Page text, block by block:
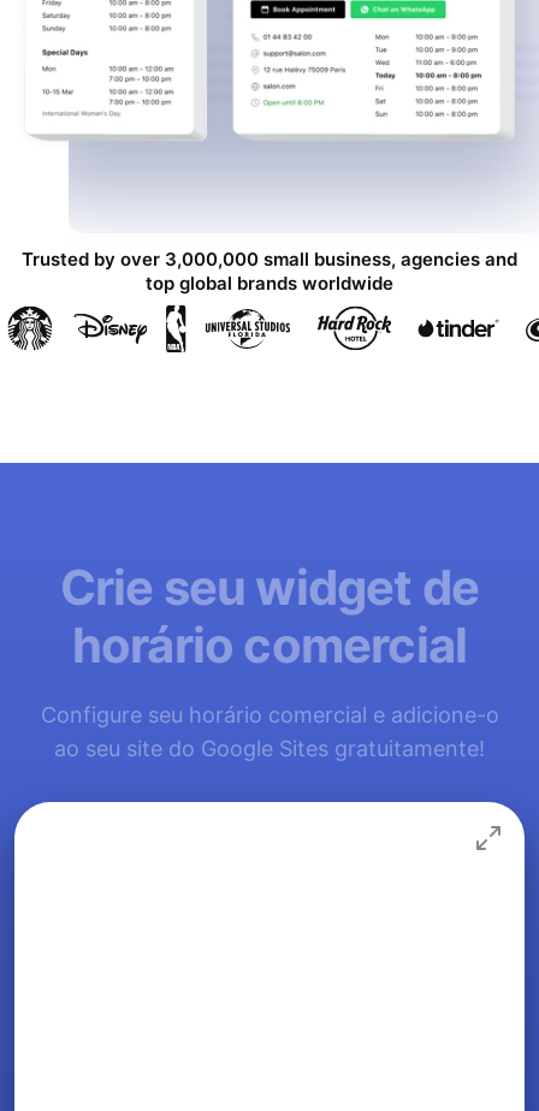
Trusted by over 3,000,000 small business, agencies and
top global brands worldwide
Crie seu widget de
horário comercial
Configure seu horário comercial e adicione-o
ao seu site do Google Sites gratuitamente!